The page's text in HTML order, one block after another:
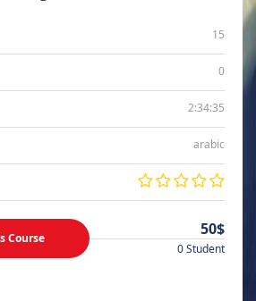
15
0
2:34:35
arabic
Course 50$
0 Student